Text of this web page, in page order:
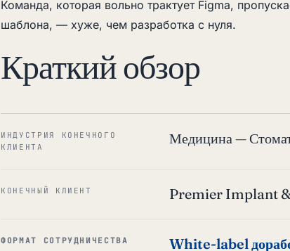
Команда, которая вольно трактует Figma,
шаблона, — хуже, чем разработка с нуля.
Краткий обзор
ИНДУСТРИЯ КОНЕЧНОГО
КЛИЕНТА
Медицина —
КОНЕЧНЫЙ КЛИЕНТ Premier Implant
ФОРМАТ СОТРУДНИЧЕСТВА
White-label